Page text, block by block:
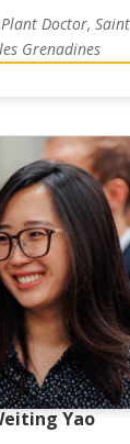
Doctor,
Grenadines
Yao